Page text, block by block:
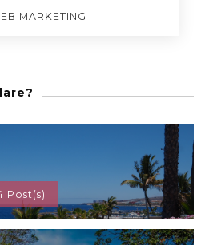
MARKETING
Post(s)